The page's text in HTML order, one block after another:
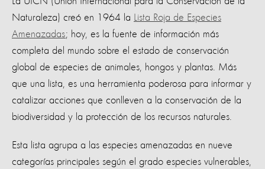
Naturaleza) creó en 1964 la
Lista Roja de Especies
Amenazadas; hoy, es la fuente de información más
completa del mundo sobre el estado de conservación
global de especies de animales, hongos y plantas. Más
que una lista, es una herramienta poderosa para informar y
catalizar acciones que conlleven a la conservación de la
biodiversidad y la protección de los recursos naturales.
Esta lista agrupa a las especies amenazadas en nueve
categorías principales según el grado especies vulnerables,